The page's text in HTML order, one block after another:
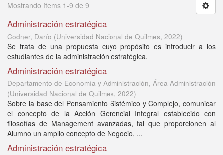
Mostrando ítems 1-9 de 9
Administración estratégica
Codner, Darío (Universidad Nacional de Quilmes, 2022)
Se trata de una propuesta cuyo propósito es introducir a los
estudiantes de la administración estratégica.
Administración estratégica
Departamento de Economía y Administración, Área Administración
(Universidad Nacional de Quilmes, 2022)
Sobre la base del Pensamiento Sistémico y Complejo, comunicar
el concepto de la Acción Gerencial Integral establecido con
filosofías de Management avanzadas, tal que proporcionen al
Alumno un amplio concepto de Negocio, ...
Administración estratégica